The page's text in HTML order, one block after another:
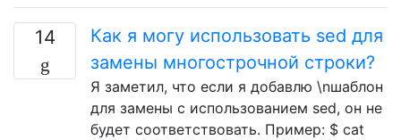
14
Как я могу использовать sed для
замены многострочной строки?
Я заметил, что если я добавлю \nшаблон
для замены с использованием sed, он не
будет соответствовать. Пример: $ cat